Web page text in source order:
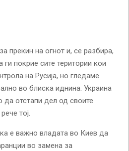
прекин на огнот и, се разбира,
покрие сите територии кои
на Русија, но гледаме
во блиска иднина. Украина
отстапи дел од своите
тој.
е важно владата во Киев да
во замена за